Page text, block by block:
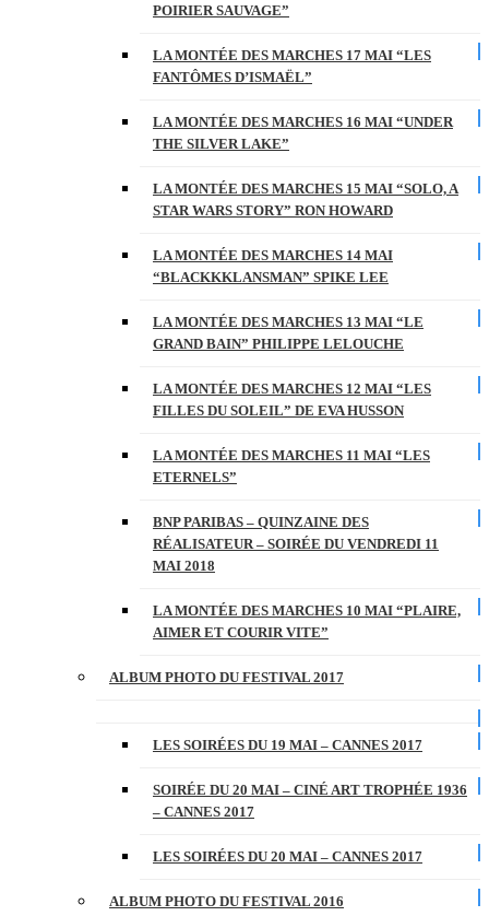
POIRIER SAUVAGE”
LA MONTÉE DES MARCHES 17 MAI “LES
FANTÔMES D’ISMAËL”
LA MONTÉE DES MARCHES 16 MAI “UNDER
THE SILVER LAKE”
LA MONTÉE DES MARCHES 15 MAI “SOLO, A
STAR WARS STORY” RON HOWARD
LA MONTÉE DES MARCHES 14 MAI
“BLACKKKLANSMAN” SPIKE LEE
LA MONTÉE DES MARCHES 13 MAI “LE
GRAND BAIN” PHILIPPE LELOUCHE
LA MONTÉE DES MARCHES 12 MAI “LES
FILLES DU SOLEIL” DE EVA HUSSON
LA MONTÉE DES MARCHES 11 MAI “LES
ETERNELS”
BNP PARIBAS – QUINZAINE DES
RÉALISATEUR – SOIRÉE DU VENDREDI 11
MAI 2018
LA MONTÉE DES MARCHES 10 MAI “PLAIRE,
AIMER ET COURIR VITE”
ALBUM PHOTO DU FESTIVAL 2017
LES SOIRÉES DU 19 MAI – CANNES 2017
SOIRÉE DU 20 MAI – CINÉ ART TROPHÉE 1936
– CANNES 2017
LES SOIRÉES DU 20 MAI – CANNES 2017
ALBUM PHOTO DU FESTIVAL 2016